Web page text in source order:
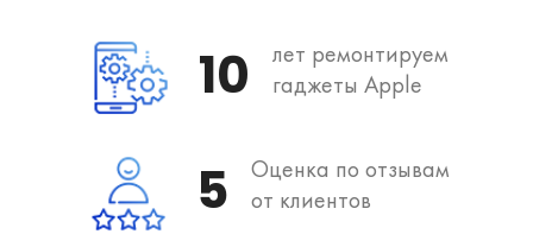
10
лет ремонтируем
гаджеты Apple
5
Оценка по отзывам
от клиентов